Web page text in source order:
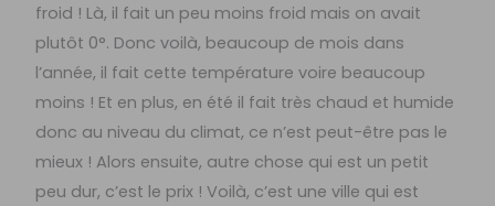
froid ! Là, il fait un peu moins froid mais on avait
plutôt 0°. Donc voilà, beaucoup de mois dans
l’année, il fait cette température voire beaucoup
moins ! Et en plus, en été il fait très chaud et humide
donc au niveau du climat, ce n’est peut-être pas le
mieux ! Alors ensuite, autre chose qui est un petit
peu dur, c’est le prix ! Voilà, c’est une ville qui est